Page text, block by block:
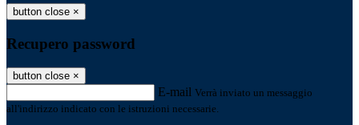
button close ×
Recupero password
button close ×
E-mail Verrà inviato un messaggio
all'indirizzo indicato con le istruzioni necessarie.